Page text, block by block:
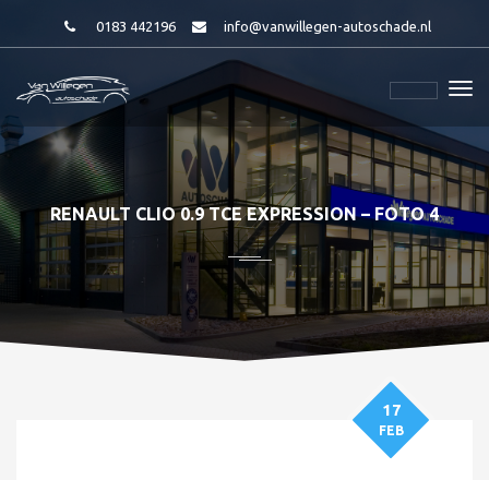
0183 442196 info@vanwillegen-autoschade.nl
RENAULT CLIO 0.9 TCE EXPRESSION – FOTO 4
17
FEB